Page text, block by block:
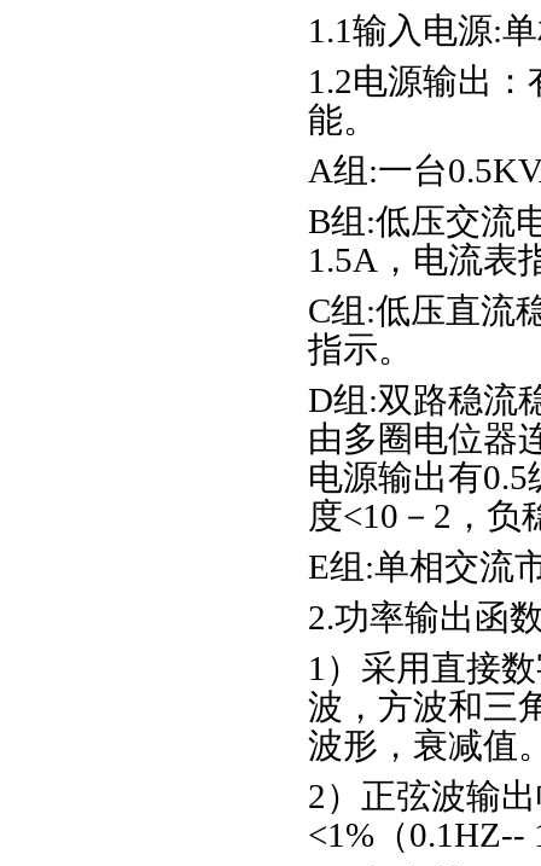
1.1输入电源:
1.2电源输出
能。
A组:一台
B组:低压交流
1.5A，电流表
C组:低压直流
指示。
D组:双路稳流
由多圈电位器
电源输出有
度<10－2，负
E组:单相交流
2.功率输出函
1）采用直接
波，方波和三
波形，衰减值
2）正弦波输
<1%（0.1HZ--